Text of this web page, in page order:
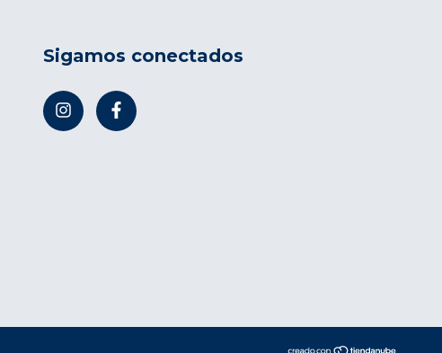
Sigamos conectados